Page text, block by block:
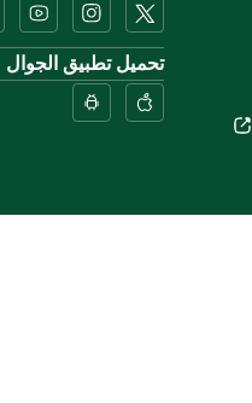
تحميل تطبيق الجوال